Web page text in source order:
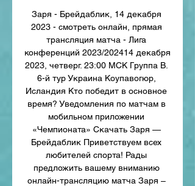
Заря - Брейдаблик, 14 декабря
2023 - смотреть онлайн, прямая
трансляция матча - Лига
конференций 2023/202414 декабря
2023, четверг. 23:00 МСК Группа B.
6-й тур Украина Коупавогюр,
Исландия Кто победит в основное
время? Уведомления по матчам в
мобильном приложении
«Чемпионата» Скачать Заря —
Брейдаблик Приветствуем всех
любителей спорта! Рады
предложить вашему вниманию
онлайн-трансляцию матча Заря –